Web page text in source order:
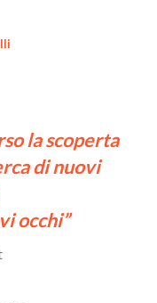
la scoperta
di nuovi
occhi”